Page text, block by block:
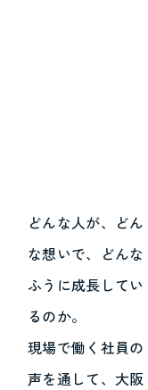
どんな人が、どん
な想いで、どんな
ふうに成長してい
るのか。
現場で働く社員の
声を通して、大阪